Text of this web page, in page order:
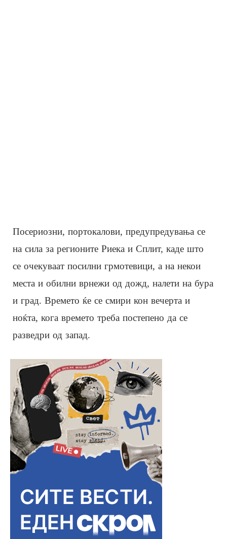
Посериозни, портокалови, предупредувања се
на сила за регионите Риека и Сплит, каде што
се очекуваат посилни грмотевици, а на некои
места и обилни врнежи од дожд, налети на бура
и град. Времето ќе се смири кон вечерта и
ноќта, кога времето треба постепено да се
разведри од запад.